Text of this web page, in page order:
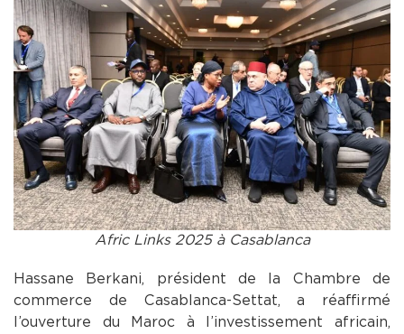
Afric Links 2025 à Casablanca
Hassane Berkani, président de la Chambre de
commerce de Casablanca-Settat, a réaffirmé
l’ouverture du Maroc à l’investissement africain,